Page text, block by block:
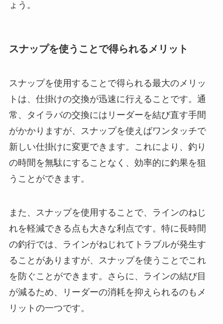
ょう。
スナップを使うことで得られるメリット
スナップを使用することで得られる最大のメリッ
トは、仕掛けの交換が迅速に行えることです。通
常、タイラバの交換にはリーダーを結び直す手間
がかかりますが、スナップを使えばワンタッチで
新しい仕掛けに変更できます。これにより、釣り
の時間を無駄にすることなく、効率的に釣果を狙
うことができます。
また、スナップを使用することで、ラインのねじ
れを軽減できる点も大きな利点です。特に長時間
の釣行では、ラインがねじれてトラブルが発生す
ることがありますが、スナップを使うことでこれ
を防ぐことができます。さらに、ラインの結び目
が減るため、リーダーの消耗を抑えられるのもメ
リットの一つです。